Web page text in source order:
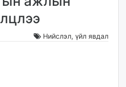
Нийслэл, үйл явдал